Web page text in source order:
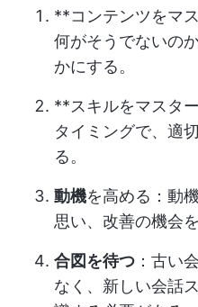
**コンテンツをマ
何がそうでないの
かにする。
**スキルをマスタ
タイミングで、適
る。
動機を高める：動
思い、改善の機会
合図を待つ ：古い
なく、新しい会話